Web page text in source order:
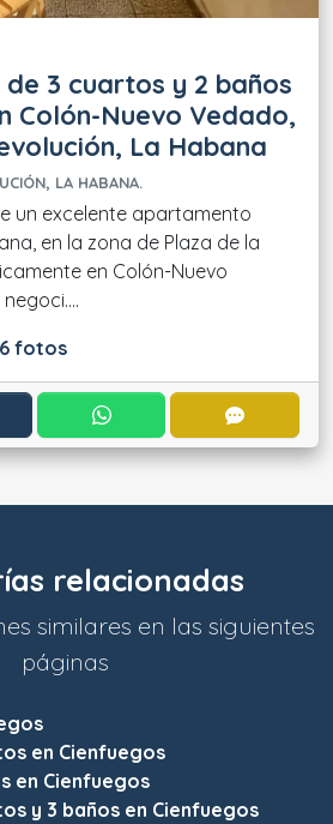
3 cuartos y 2 baños
Colón-Nuevo Vedado,
La Habana
LA HABANA.
un excelente apartamento
en la zona de Plaza de la
en Colón-Nuevo
fotos
CONTACTAR POR
relacionadas
similares en las siguientes
páginas
en Cienfuegos
en Cienfuegos
y 3 baños en Cienfuegos